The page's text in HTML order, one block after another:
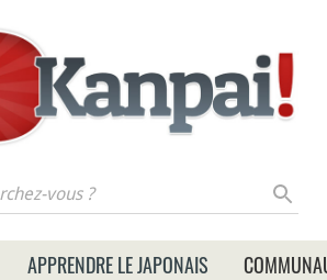
?
APPRENDRE LE JAPONAIS